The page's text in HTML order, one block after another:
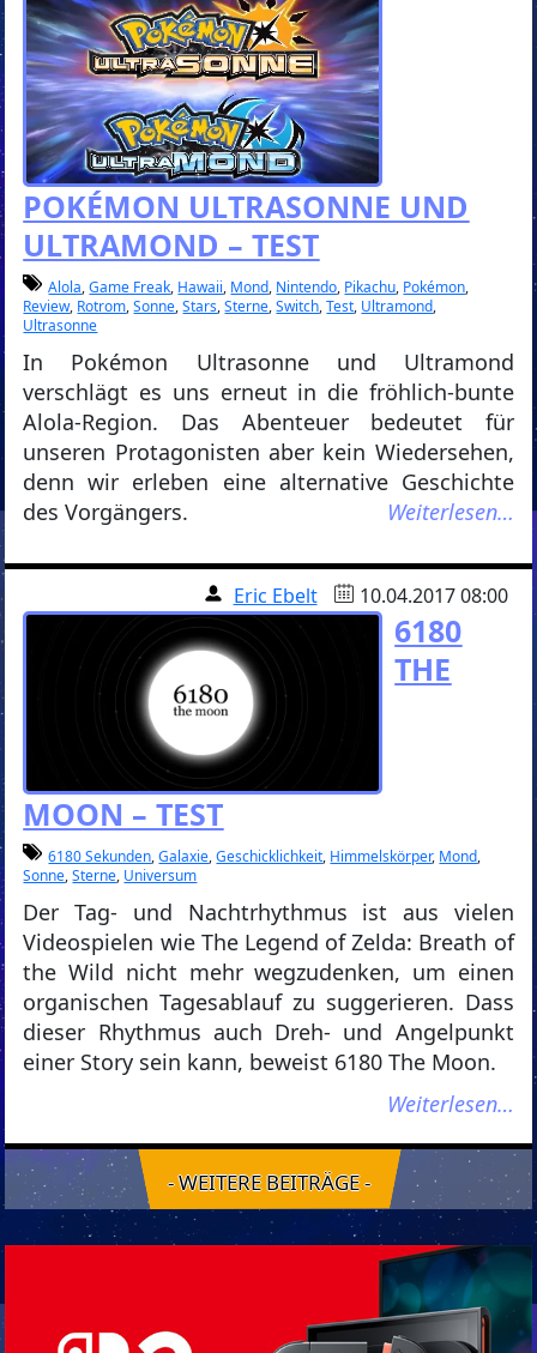
POKÉMON ULTRASONNE UND
ULTRAMOND – TEST
Alola,Game Freak, Hawaii, Mond, Nintendo, Pikachu, Pokémon,
Review, Rotrom,Sonne,Stars,Sterne,Switch,Test, Ultramond,
Ultrasonne
In Pokémon Ultrasonne und Ultramond
verschlägt es uns erneut in die fröhlich-bunte
Alola-Region. Das Abenteuer bedeutet für
unseren Protagonisten aber kein Wiedersehen,
denn wir erleben eine alternative Geschichte
des Vorgängers.
Weiterlesen…
Eric Ebelt 10.04.2017 08:00
6180
THE
MOON – TEST
6180 Sekunden,Galaxie,Geschicklichkeit, Himmelskörper, Mond,
Sonne,Sterne, Universum
Der Tag- und Nachtrhythmus ist aus vielen
Videospielen wie The Legend of Zelda: Breath of
the Wild nicht mehr wegzudenken, um einen
organischen Tagesablauf zu suggerieren. Dass
dieser Rhythmus auch Dreh- und Angelpunkt
einer Story sein kann, beweist 6180 The Moon.
Weiterlesen…
- WEITERE BEITRÄGE -